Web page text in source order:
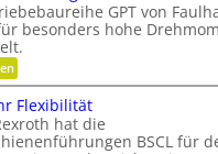
t
e
r
g
r
e
f
e
r
i
n
e
V
e
a
n
t
e
i
n
n
ü
z
i
g
GPT von
besonders hohe
:
F
e
x
i
Flexibilität
hat die
BSCL für